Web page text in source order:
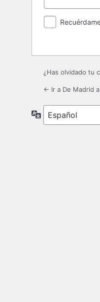
¿Has olvidado tu
← Ir a De Madrid
Idioma